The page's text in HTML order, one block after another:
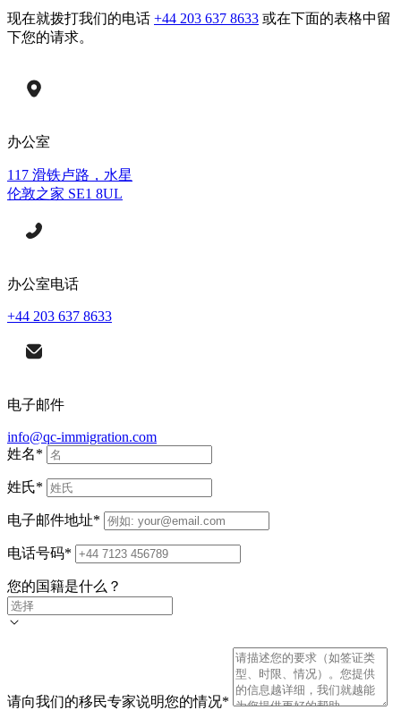
现在就拨打我们的电话 +44 203 637 8633 或在下面的表格中留
下您的请求。
办公室
117 滑铁卢路，水星
伦敦之家 SE1 8UL
办公室电话
+44 203 637 8633
电子邮件
info@qc-immigration.com
姓名*
姓氏*
电子邮件地址*
电话号码*
您的国籍是什么？
请向我们的移民专家说明您的情况*